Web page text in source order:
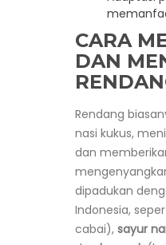
CARA
DAN
Rendang
nasi kukus,
dan
dipadukan
Indonesia,
cabai), sayur